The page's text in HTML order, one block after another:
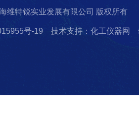
维特锐实业发展有限公司 版权所有
号-19 技术支持：化工仪器网